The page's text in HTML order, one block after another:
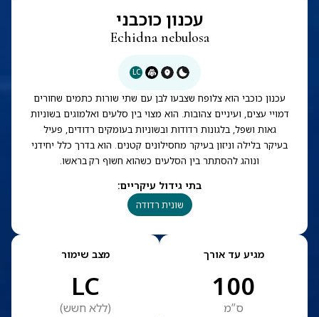
עכנון כוכבני
Echidna nebulosa
LC
עכנון כוכבי הוא צלופח שצבעו לבן עם שתי שורות כתמים שחורים
דמויי עצים, ועיניים צהובות. הוא מצוי בין סלעים ואלמוגים בשוניות
גאות ושפל, בלגונות רדודות ובשוניות בעומקים רדודים, פעיל
בעיקר בלילה וניזון בעיקר מחסילונים קטנים. הוא בדרך כלל יחידני
ונוהג להסתתר בין הסלעים כשהוא חשוף רק בראשו.
בתי גידול עיקריים:
שונית רדודה
מגיע עד אורך
100
ס”מ
מצב שימור
LC
(ללא חשש)